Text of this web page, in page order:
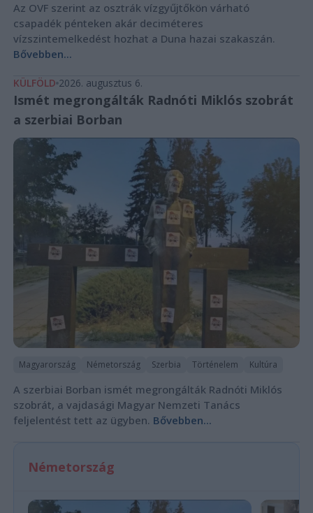
Az OVF szerint az osztrák vízgyűjtőkön várható
csapadék pénteken akár deciméteres
vízszintemelkedést hozhat a Duna hazai szakaszán.
Bővebben...
KÜLFÖLD 2026. augusztus 6.
Ismét megrongálták Radnóti Miklós szobrát
a szerbiai Borban
Magyarország Németország Szerbia Történelem Kultúra
A szerbiai Borban ismét megrongálták Radnóti Miklós
szobrát, a vajdasági Magyar Nemzeti Tanács
feljelentést tett az ügyben. Bővebben...
Németország